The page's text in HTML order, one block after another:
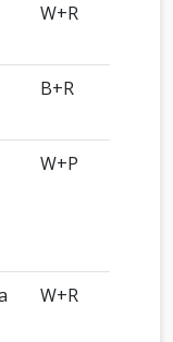
W+R
B+R
W+P
W+R